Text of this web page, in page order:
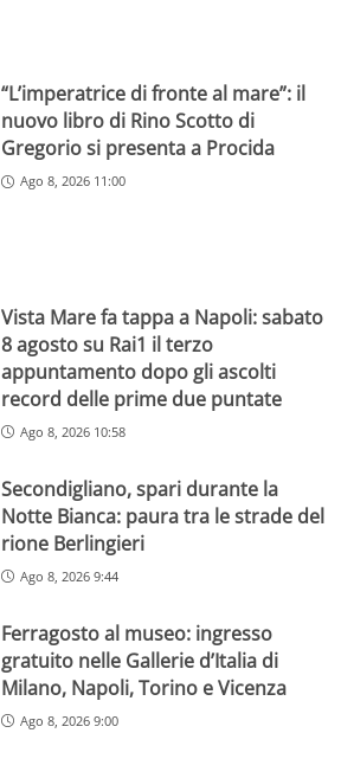
“L’imperatrice di fronte al mare”: il
nuovo libro di Rino Scotto di
Gregorio si presenta a Procida
Ago 8, 2026 11:00
Vista Mare fa tappa a Napoli: sabato
8 agosto su Rai1 il terzo
appuntamento dopo gli ascolti
record delle prime due puntate
Ago 8, 2026 10:58
Secondigliano, spari durante la
Notte Bianca: paura tra le strade del
rione Berlingieri
Ago 8, 2026 9:44
Ferragosto al museo: ingresso
gratuito nelle Gallerie d’Italia di
Milano, Napoli, Torino e Vicenza
Ago 8, 2026 9:00